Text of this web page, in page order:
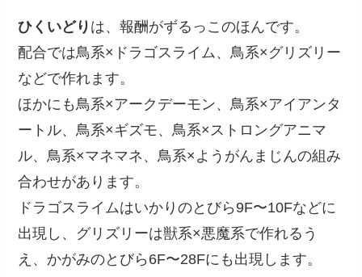
ひくいどり は、報酬がずるっこのほんです。
配合では鳥系×ドラゴスライム、鳥系×グリズリー
などで作れます。
ほかにも鳥系×アークデーモン、鳥系×アイアンタ
ートル、鳥系×ギズモ、鳥系×ストロングアニマ
ル、鳥系×マネマネ、鳥系×ようがんまじんの組み
合わせがあります。
ドラゴスライムはいかりのとびら9F〜10Fなどに
出現し、グリズリーは獣系×悪魔系で作れるう
え、かがみのとびら6F〜28Fにも出現します。